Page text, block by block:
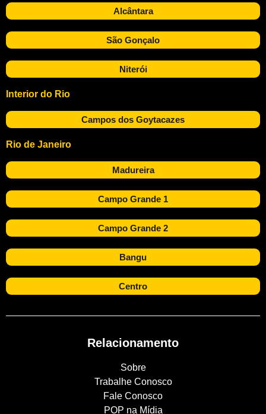
Alcântara
São Gonçalo
Niterói
Interior do Rio
Campos dos Goytacazes
Rio de Janeiro
Madureira
Campo Grande 1
Campo Grande 2
Bangu
Centro
Relacionamento
Sobre
Trabalhe Conosco
Fale Conosco
POP na Mídia